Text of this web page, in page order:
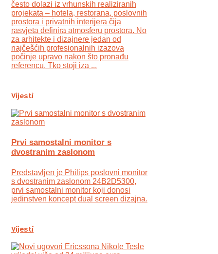
često dolazi iz vrhunskih realiziranih
projekata – hotela, restorana, poslovnih
prostora i privatnih interijera čija
rasvjeta definira atmosferu prostora. No
za arhitekte i dizajnere jedan od
najčešćih profesionalnih izazova
počinje upravo nakon što pronađu
referencu. Tko stoji iza ...
Vijesti
Prvi samostalni monitor s
dvostranim zaslonom
Predstavljen je Philips poslovni monitor
s dvostranim zaslonom 24B2D5300,
prvi samostalni monitor koji donosi
jedinstven koncept dual screen dizajna.
Vijesti